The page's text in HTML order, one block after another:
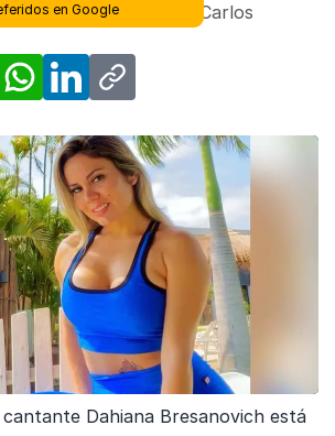
- 20:06| Por
Juan Carlos
WhatsApp
LinkedInCopy link
Dahiana Bresanovich está